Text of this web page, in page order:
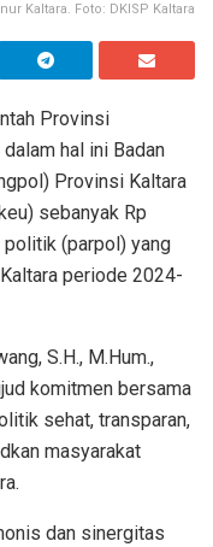
Kaltara. Foto: DKISP Kaltara
Provinsi
hal ini Badan
Provinsi Kaltara
sebanyak Rp
(parpol) yang
periode 2024-
S.H., M.Hum.,
komitmen bersama
sehat, transparan,
masyarakat
dan sinergitas